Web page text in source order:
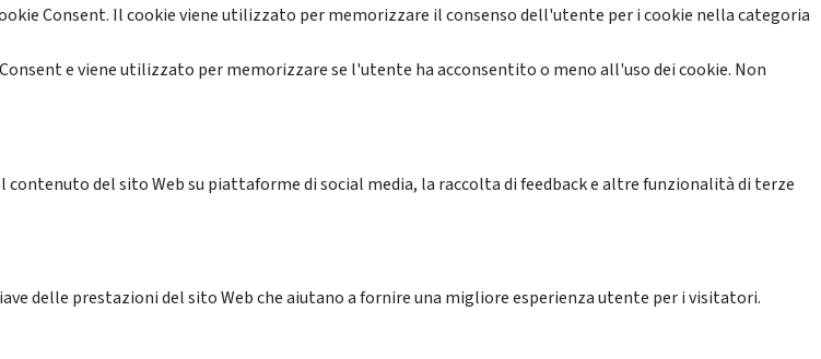
Consent. Il cookie viene utilizzato per memorizzare il consenso dell'utente per i cookie nella categoria
e viene utilizzato per memorizzare se l'utente ha acconsentito o meno all'uso dei cookie. Non
del sito Web su piattaforme di social media, la raccolta di feedback e altre funzionalità di terze
delle prestazioni del sito Web che aiutano a fornire una migliore esperienza utente per i visitatori.